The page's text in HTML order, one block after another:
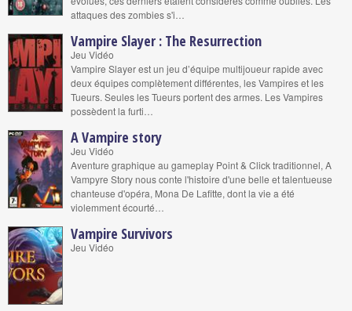
attaques des zombies s'i…
Vampire Slayer : The Resurrection
Jeu Vidéo
Vampire Slayer est un jeu d’équipe multijoueur rapide avec
deux équipes complètement différentes, les Vampires et les
Tueurs. Seules les Tueurs portent des armes. Les Vampires
possèdent la furti…
A Vampire story
Jeu Vidéo
Aventure graphique au gameplay Point & Click traditionnel, A
Vampyre Story nous conte l'histoire d'une belle et talentueuse
chanteuse d'opéra, Mona De Lafitte, dont la vie a été
violemment écourté…
Vampire Survivors
Jeu Vidéo